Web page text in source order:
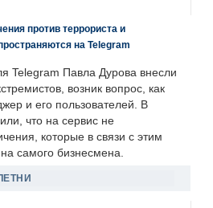
против террориста и
на Telegram
Telegram Павла Дурова внесли
возник вопрос, как
и его пользователей. В
что на сервис не
которые в связи с этим
самого бизнесмена.